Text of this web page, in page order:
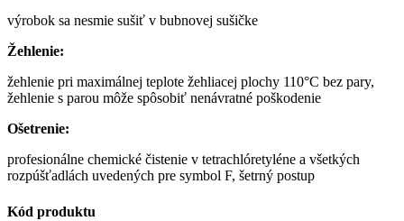
výrobok sa nesmie sušiť v bubnovej sušičke
Žehlenie:
žehlenie pri maximálnej teplote žehliacej plochy 110°C bez pary,
žehlenie s parou môže spôsobiť nenávratné poškodenie
Ošetrenie:
profesionálne chemické čistenie v tetrachlóretyléne a všetkých
rozpúšťadlách uvedených pre symbol F, šetrný postup
Kód produktu